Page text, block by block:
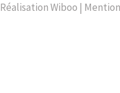
RéalisationWiboo |